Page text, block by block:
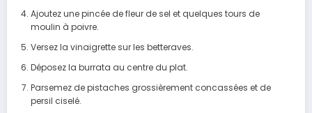
Ajoutez une pincée de fleur de sel et quelques tours de
moulin à poivre.
Versez la vinaigrette sur les betteraves.
Déposez la burrata au centre du plat.
Parsemez de pistaches grossièrement concassées et de
persil ciselé.